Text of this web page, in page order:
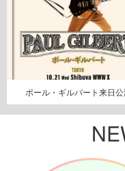
ポール・ギルバート来日